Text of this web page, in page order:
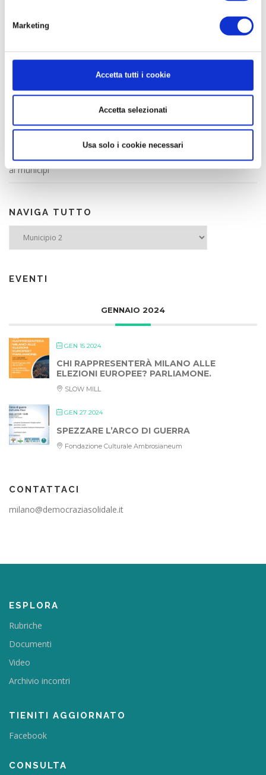
Marketing
Accetta tutti i cookie
Accetta selezionati
Usa solo i cookie necessari
ARTICOLI RECENTI
Contenuti e pratica unitaria prima dei nomi
ai municipi
NAVIGA TUTTO
EVENTI
GENNAIO 2024
GEN 15 2024
CHI RAPPRESENTERÀ MILANO ALLE
ELEZIONI EUROPEE? PARLIAMONE.
SLOW MILL
GEN 27 2024
SPEZZARE L’ARCO DI GUERRA
Fondazione Culturale Ambrosianeum
CONTATTACI
milano@democraziasolidale.it
ESPLORA
Rubriche
Documenti
Video
Archivio incontri
TIENITI AGGIORNATO
Facebook
CONSULTA